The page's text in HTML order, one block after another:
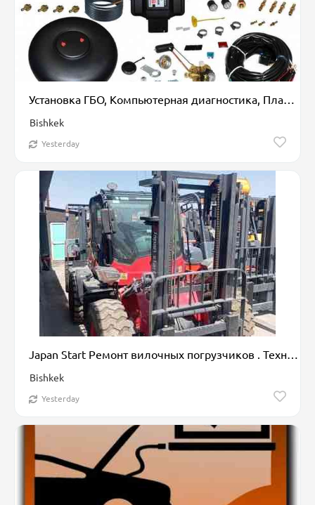
Установка ГБО, Компьютерная диагностика, Плановое техобслуживание, с выездом
Bishkek
Yesterday
Bishkek
Yesterday